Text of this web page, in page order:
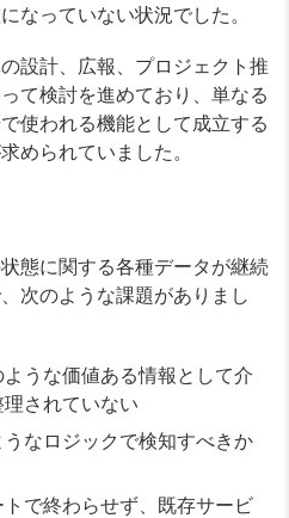
なっていない状況でした。
設計、広報、プロジェクト推
て検討を進めており、単なる
使われる機能として成立する
められていました。
態に関する各種データが継続
次のような課題がありまし
うな価値ある情報として介
されていない
なロジックで検知すべきか
で終わらせず、既存サービ